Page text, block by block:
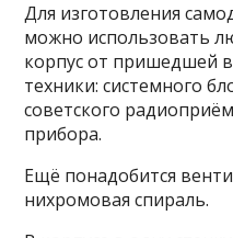
Для изготовления
можно использовать
корпус от пришедшей
техники: системного
советского
прибора.
Ещё понадобится
нихромовая спираль.